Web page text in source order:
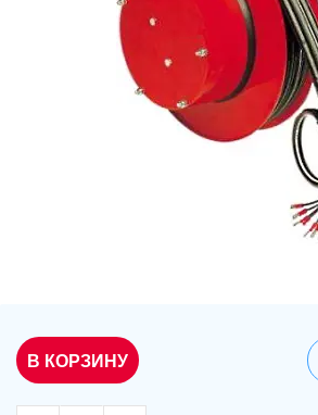
В КОРЗИНУ